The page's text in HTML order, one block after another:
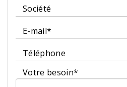
Société
E-mail*
Téléphone
Votre besoin*